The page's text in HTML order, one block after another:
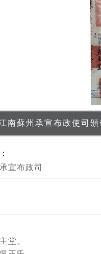
南蘇州承宣布政使司
宣布政司
堂。